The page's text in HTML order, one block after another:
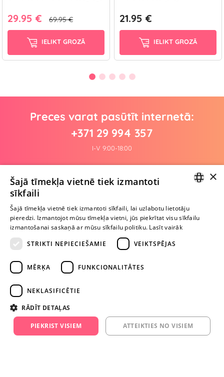
29.95 € 69.95 €
IELIKT GROZĀ
21.95 €
IELIKT GROZĀ
Preces varat pasūtīt internetā:
+371 29 994 357
I-V 9:00-18:00
Pagaidām nav nevienas atsauksmes
Uzraksti atsauksmi un SAŅEM DĀVANU!
Ievērībai: Yesyes.lv satur atklātu seksuālu informāciju un attēlus. Lietot
šo vietni vari tikai no 18 gadu vecuma.
+371 29 994 357
RUSSIAN
×
Šajā tīmekļa vietnē tiek izmantoti
sīkfaili
Šajā tīmekļa vietnē tiek izmantoti sīkfaili, lai uzlabotu lietotāju
pieredzi. Izmantojot mūsu tīmekļa vietni, jūs piekrītat visu sīkfailu
izmantošanai saskaņā ar mūsu sīkfailu politiku. Lasīt vairāk
STRIKTI NEPIECIEŠAMIE
VEIKTSPĒJAS
MĒRĶA FUNKCIONALITĀTES
NEKLASIFICĒTIE
RĀDĪT DETAĻAS
PIEKRIST VISIEM ATTEIKTIES NO VISIEM